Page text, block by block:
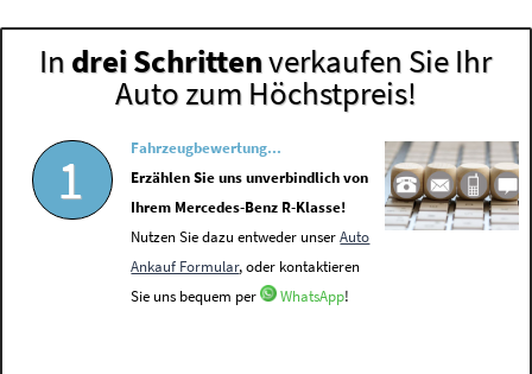
In drei Schrittenverkaufen Sie Ihr
Auto zum Höchstpreis!
1
Fahrzeugbewertung...
Erzählen Sie uns unverbindlich von
Ihrem Mercedes-Benz R-Klasse!
Nutzen Sie dazu entweder unserAuto
Ankauf Formular, oder kontaktieren
Sie uns bequem per
WhatsApp!